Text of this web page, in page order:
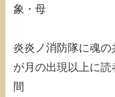
象・母
炎炎ノ消防隊に魂
が月の出現以上に
間